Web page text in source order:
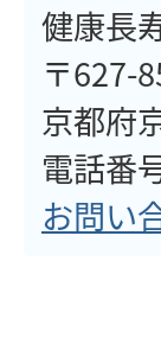
健康長
〒627-
京都府
電話番
お問い